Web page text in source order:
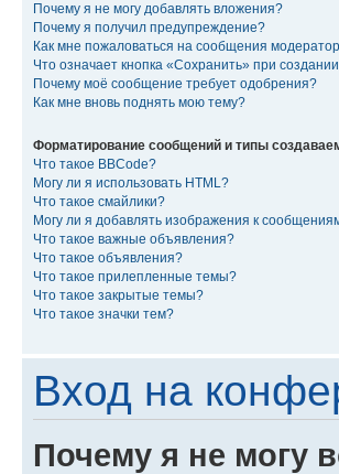
Почему я не могу добавлять вложения?
Почему я получил предупреждение?
Как мне пожаловаться на сообщения
Что означает кнопка «Сохранить» при
Почему моё сообщение требует одобрения?
Как мне вновь поднять мою тему?
Форматирование сообщений и типы
Что такое BBCode?
Могу ли я использовать HTML?
Что такое смайлики?
Могу ли я добавлять изображения к
Что такое важные объявления?
Что такое объявления?
Что такое прилепленные темы?
Что такое закрытые темы?
Что такое значки тем?
Вход на
Почему я не могу